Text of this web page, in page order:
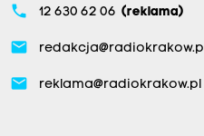
phone 12 630 62 06 (reklama)
email redakcja@radiokrakow.pl
email reklama@radiokrakow.pl